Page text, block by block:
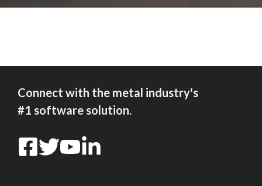
Connect with the metal industry's
#1 software solution.